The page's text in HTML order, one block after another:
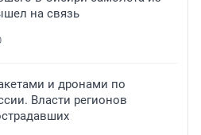
на связь
и дронами по
Власти регионов